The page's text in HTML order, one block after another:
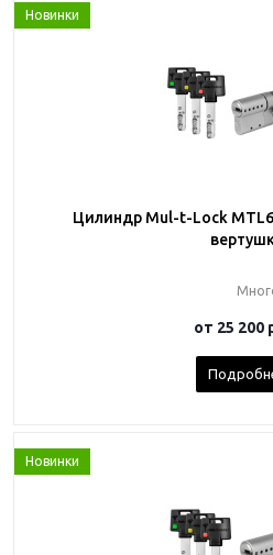
Новинки
Цилиндр Mul-t-Lock
от 25 200
Новинки